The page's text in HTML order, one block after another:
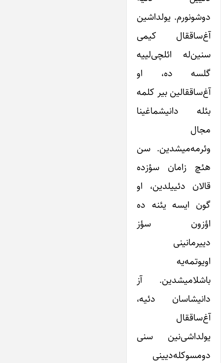
دوشونورم. یولداشین
آغ‌ساققال کیمی
سنین‌له ائلچی‌لییه
گلسه ده، او
آغ‌ساققالین بیر کلمه‌
بئله دانیشماغینا
مجال
وئرمه‌میشدین. سن
هئچ زامان سؤزده
قالان دئییلدین، او
گون ایسه یئنه ده
اؤزون سؤز
دییرمانینی
اویوتمه‌یه
باشلامیشدین. آز
دانیشاسان دئیه،
آغ‌ساققال
یولداشی‌نین سنی
دومسوکله‌دیینی